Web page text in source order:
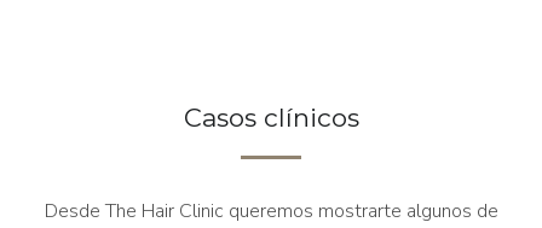
Casos clínicos
Desde The Hair Clinic queremos mostrarte algunos de